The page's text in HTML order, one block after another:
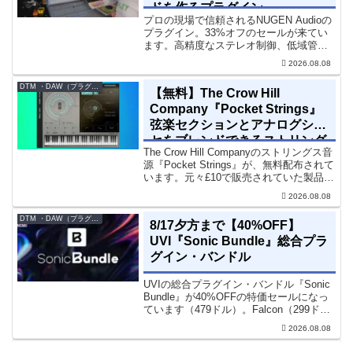
ドを作るプラグイン
プロの現場で信頼されるNUGEN Audioの
プラグイン。33%オフのセールが来てい
ます。高精度なステレオ制御、低域管
理、リバーブツールが揃っています。モ
ます。現在、全...
2026.08.08
【無料】The Crow Hill
Company『Pocket Strings』
弦楽セクションとアナログシン
セをブレンドできるストリング
ス音源プラグイン
The Crow Hill Companyのストリングス音
源『Pocket Strings』が、無料配布されて
います。元々£10で販売されていた製品で
す。『Pocket Strings』についてPocket
2026.08.08
DTM ・DAW（プラグイン、シンセなど）のセール情報
8/17夕方まで【40%OFF】
UVI『Sonic Bundle』総合プラ
グイン・バンドル
UVIの総合プラグイン・バンドル『Sonic
Bundle』が40%OFFの特価セールになっ
ています（479ドル）。Falcon（299ド
ル）も入っています。UVI Sonic Bundle
Sale - 40% OFF＊セール終了予定日：...
2026.08.08